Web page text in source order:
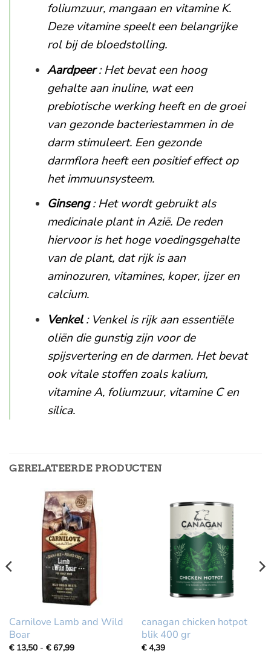
foliumzuur, mangaan en vitamine K.
Deze vitamine speelt een belangrijke
rol bij de bloedstolling.
Aardpeer: Het bevat een hoog
gehalte aan inuline, wat een
prebiotische werking heeft en de groei
van gezonde bacteriestammen in de
darm stimuleert. Een gezonde
darmflora heeft een positief effect op
het immuunsysteem.
Ginseng: Het wordt gebruikt als
medicinale plant in Azië. De reden
hiervoor is het hoge voedingsgehalte
van de plant, dat rijk is aan
aminozuren, vitamines, koper, ijzer en
calcium.
Venkel: Venkel is rijk aan essentiële
oliën die gunstig zijn voor de
spijsvertering en de darmen. Het bevat
ook vitale stoffen zoals kalium,
vitamine A, foliumzuur, vitamine C en
silica.
GERELATEERDE PRODUCTEN
Carnilove Lamb and Wild
Boar
€ 13,50 - €67,99Prijsklasse:
canagan chicken hotpot
blik 400 gr
€4,39